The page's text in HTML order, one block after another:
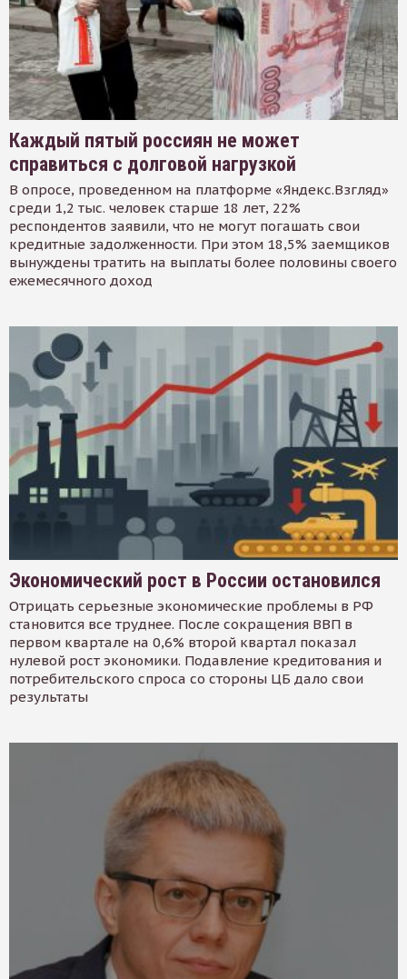
Каждый пятый россиян не может
справиться с долговой нагрузкой
В опросе, проведенном на платформе «Яндекс.Взгляд»
среди 1,2 тыс. человек старше 18 лет, 22%
респондентов заявили, что не могут погашать свои
кредитные задолженности. При этом 18,5% заемщиков
вынуждены тратить на выплаты более половины своего
ежемесячного доход
Экономический рост в России остановился
Отрицать серьезные экономические проблемы в РФ
становится все труднее. После сокращения ВВП в
первом квартале на 0,6% второй квартал показал
нулевой рост экономики. Подавление кредитования и
потребительского спроса со стороны ЦБ дало свои
результаты